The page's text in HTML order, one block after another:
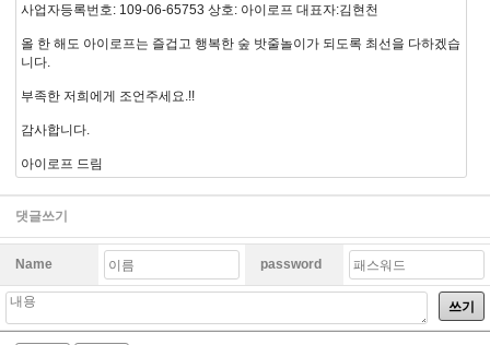
사업자등록번호: 109-06-65753 상호: 아이로프 대표자:김현천
올 한 해도 아이로프는 즐겁고 행복한 숲 밧줄놀이가 되도록 최선을 다하겠습
니다.
부족한 저희에게 조언주세요.!!
감사합니다.
아이로프 드림
댓글쓰기
Name password
쓰기